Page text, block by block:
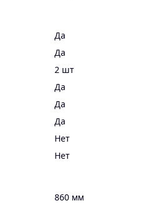
Да
Да
2 шт
Да
Да
Да
Нет
Нет
860 мм